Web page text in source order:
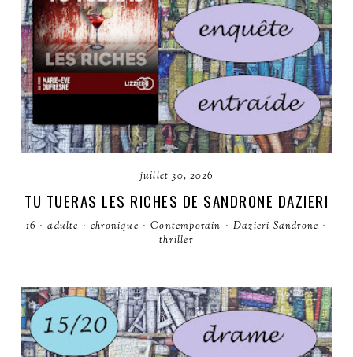
juillet 30, 2026
TU TUERAS LES RICHES DE SANDRONE DAZIERI
16 · adulte · chronique · Contemporain · Dazieri Sandrone ·
thriller